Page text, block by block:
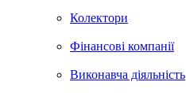
Колектори
Фінансові компанії
Виконавча діяльність